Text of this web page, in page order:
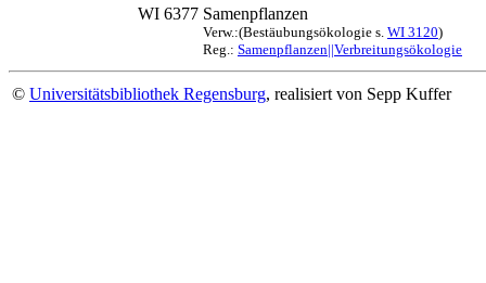
WI 6377 Samenpflanzen
Verw.:(Bestäubungsökologie s. WI 3120)
Reg.: Samenpflanzen||Verbreitungsökologie
© Universitätsbibliothek Regensburg, realisiert von Sepp Kuffer